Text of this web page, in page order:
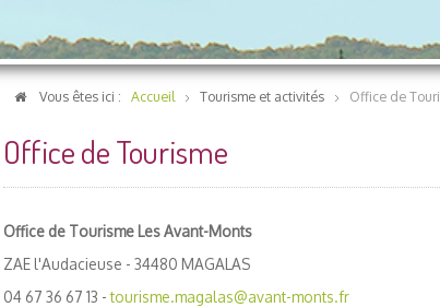
Vous êtes ici : Accueil Tourisme et activités Office de
Office de Tourisme
Office de Tourisme Les Avant-Monts
ZAE l'Audacieuse - 34480 MAGALAS
04 67 36 67 13 -tourisme.magalas@avant-monts.fr